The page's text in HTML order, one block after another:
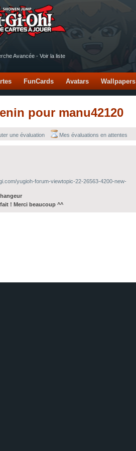
Avancée - Voir la liste
FunCards Avatars Wallpapers
pour manu42120
une évaluation Mes évaluations en attentes
yugioh-forum-viewtopic-22-26563-4200-new-
! Merci beaucoup ^^